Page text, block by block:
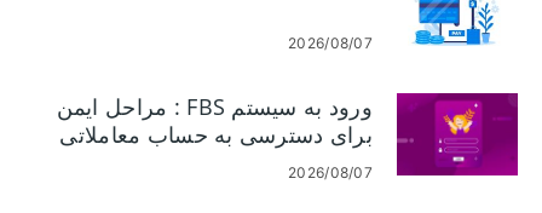
2026/08/07
ورود به سیستم FBS : مراحل ایمن
برای دسترسی به حساب معاملاتی
شما
2026/08/07